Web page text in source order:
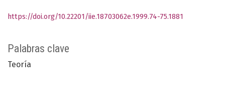
Palabras clave
Teoría
https://doi.org/10.22201/iie.18703062e.1999.74-75.1881